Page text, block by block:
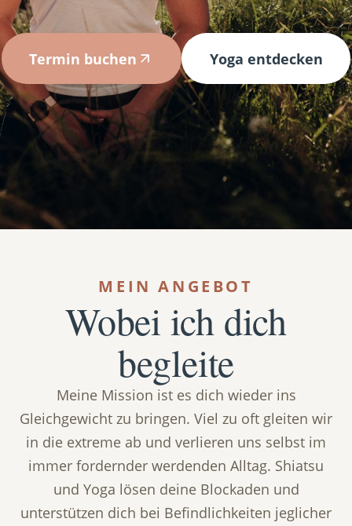
Termin buchen Yoga entdecken
MEIN ANGEBOT
Wobei ich dich
begleite
Meine Mission ist es dich wieder ins
Gleichgewicht zu bringen. Viel zu oft gleiten wir
in die extreme ab und verlieren uns selbst im
immer fordernder werdenden Alltag. Shiatsu
und Yoga lösen deine Blockaden und
unterstützen dich bei Befindlichkeiten jeglicher